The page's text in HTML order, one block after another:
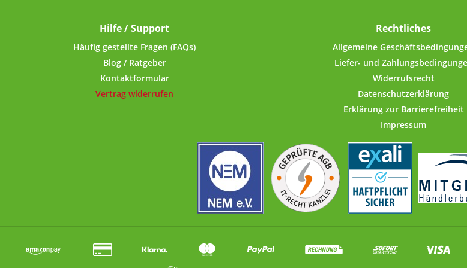
lässt sich ohne
Kraftanstrengung öffnen und
schließen. Der umgerollte
Rand mit eingespritzter PVC-
freier Dichtung im Deckel-
Innenrand sorgt für
luftdichten Verschluss. Dank
Fassungsvermögen: 750
Nockendrehverschluss,
Verpackungseinheiten (z.B.
freier Dichtung im Deckel-
Innenrand sorgt für
luftdichten Verschluss. Dank
der lebensmittelechten
Dichtung geht kein Aroma
verloren.Für die Beschriftung
sind selbstklebende Etiketten
im Lieferumfang enthalten.
Daten:Lebensmittelechte
Hilfe / Support
Häufig gestellte Fragen (FAQs)
Blog / Ratgeber
Kontaktformular
Vertrag widerrufen
Rechtliches
Allgemeine
Liefer- und
Widerrufsrecht
Datenschutzerklärung
Erklärung zur Barrierefreiheit
Impressum